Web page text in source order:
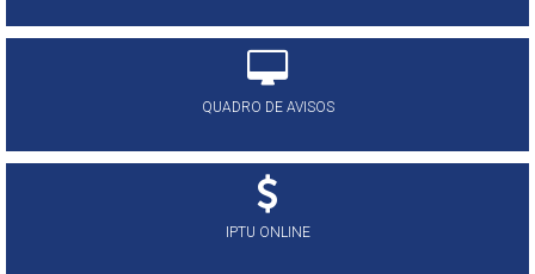
QUADRO DE AVISOS
IPTU ONLINE